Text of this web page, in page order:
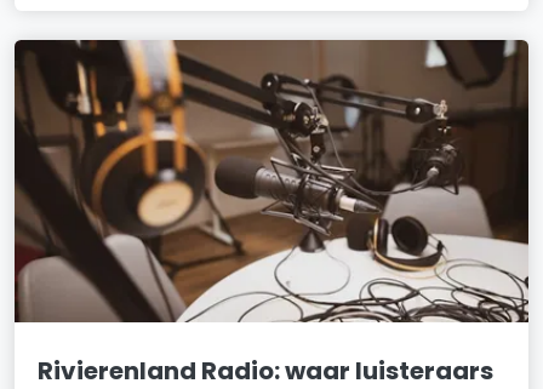
Rivierenland Radio: waar luisteraars